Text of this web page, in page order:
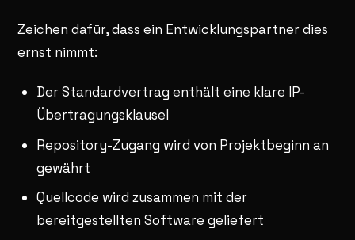
Zeichen dafür, dass ein Entwicklungspartner dies
ernst nimmt:
Der Standardvertrag enthält eine klare IP-
Übertragungsklausel
Repository-Zugang wird von Projektbeginn an
gewährt
Quellcode wird zusammen mit der
bereitgestellten Software geliefert